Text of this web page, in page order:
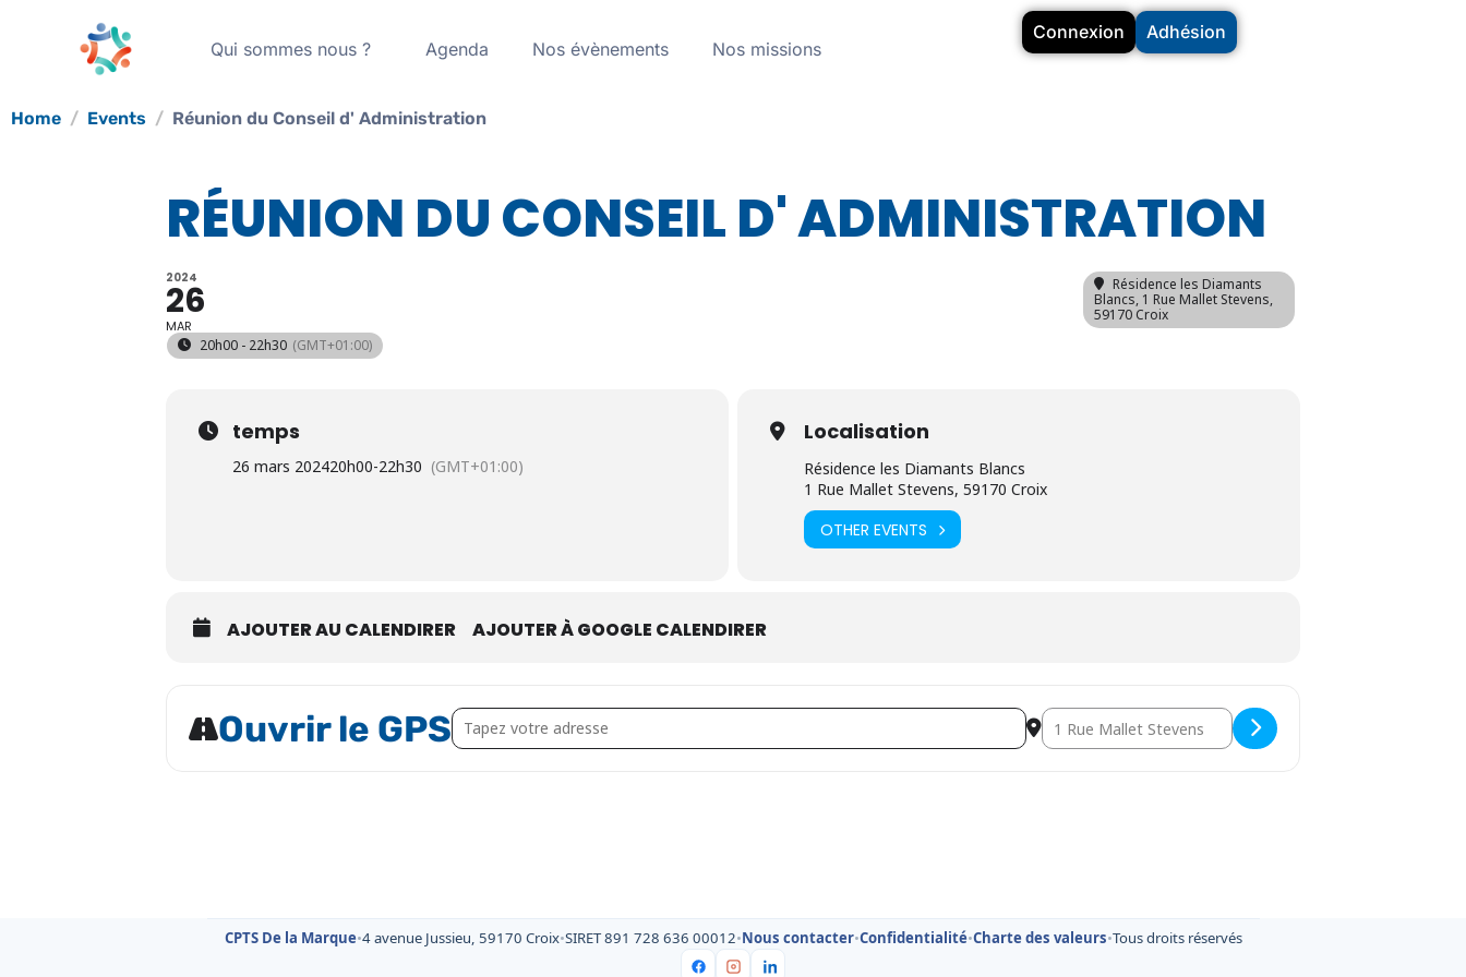
Qui sommes nous ? Agenda Nos évènements Nos missions
Connexion Adhésion
Home Events Réunion du Conseil d' Administration
RÉUNION DU CONSEIL D' ADMINISTRATION
2024
26
MAR
20h00 - 22h30 (GMT+01:00)
Résidence les Diamants
Blancs, 1 Rue Mallet Stevens,
59170 Croix
temps
26 mars 202420h00-22h30 (GMT+01:00)
Localisation
Résidence les Diamants Blancs
1 Rue Mallet Stevens, 59170 Croix
OTHER EVENTS
AJOUTER AU CALENDIRER AJOUTER À GOOGLE CALENDIRER
Ouvrir le GPSAddress - Réunion du Conseil d' Administration [uSOlVTEPz] Destination Address - Réunion du Conseil d' Administration
CPTS De la Marque•4 avenue Jussieu, 59170 Croix•SIRET 891 728 636 00012•Nous contacter•Confidentialité•Charte des valeurs•Tous droits réservés